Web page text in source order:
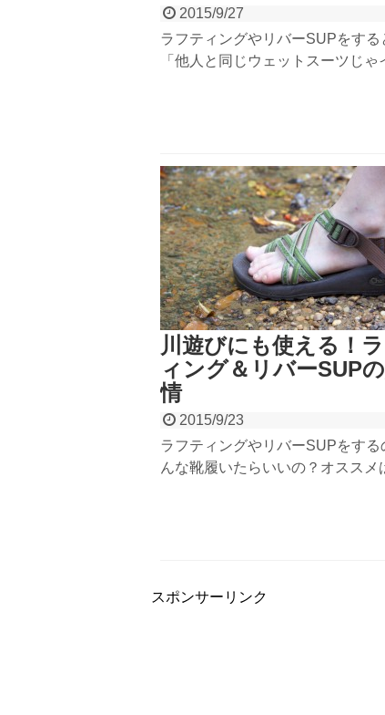
2015/9/27
ラフティングやリバーSUPをする
「他人と同じウェットスーツじゃ
川遊びにも使える！
ィング＆リバーSUP
情
2015/9/23
ラフティングやリバーSUPをする
んな靴履いたらいいの？オススメ
スポンサーリンク